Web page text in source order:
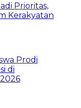
Prioritas,
Kerakyatan
Prodi
di